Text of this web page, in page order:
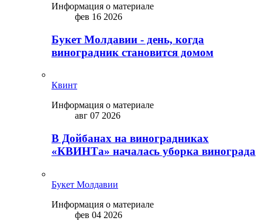
Информация о материале
фев 16 2026
Букет Молдавии - день, когда
виноградник становится домом
Квинт
Информация о материале
авг 07 2026
В Дойбанах на виноградниках
«КВИНТа» началась уборка винограда
Букет Молдавии
Информация о материале
фев 04 2026